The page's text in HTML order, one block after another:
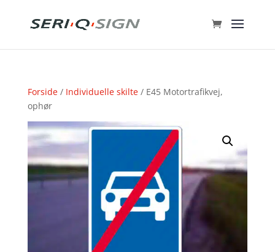
Forside/ Individuelle skilte/ E45 Motortrafikvej,
ophør